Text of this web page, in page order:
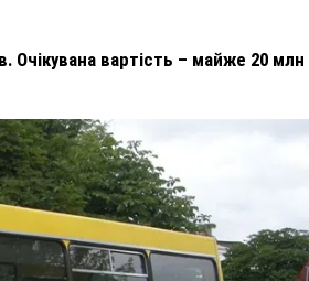
Очікувана вартість – майже 20 млн